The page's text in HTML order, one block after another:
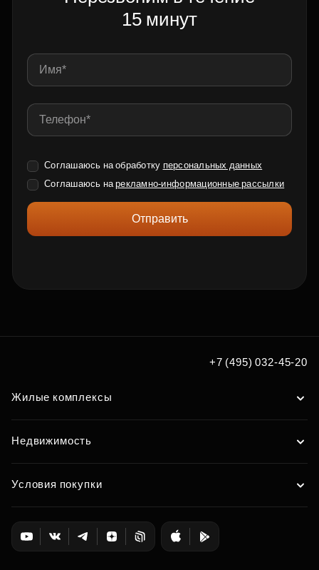
15 минут
Соглашаюсь на обработку персональных данных
Соглашаюсь нарекламно-информационные рассылки
Отправить
+7 (495) 032-45-20
Жилые комплексы
Недвижимость
Условия покупки